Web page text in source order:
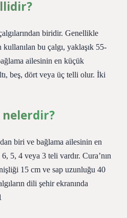
biridir. Genellikle
bu çalgı, yaklaşık 55-
ailesinin en küçük
beş, dört veya üç telli olur. İki
biri ve bağlama ailesinin en
5, 4 veya 3 teli vardır. Cura’nın
15 cm ve sap uzunluğu 40
dili şehir ekranında